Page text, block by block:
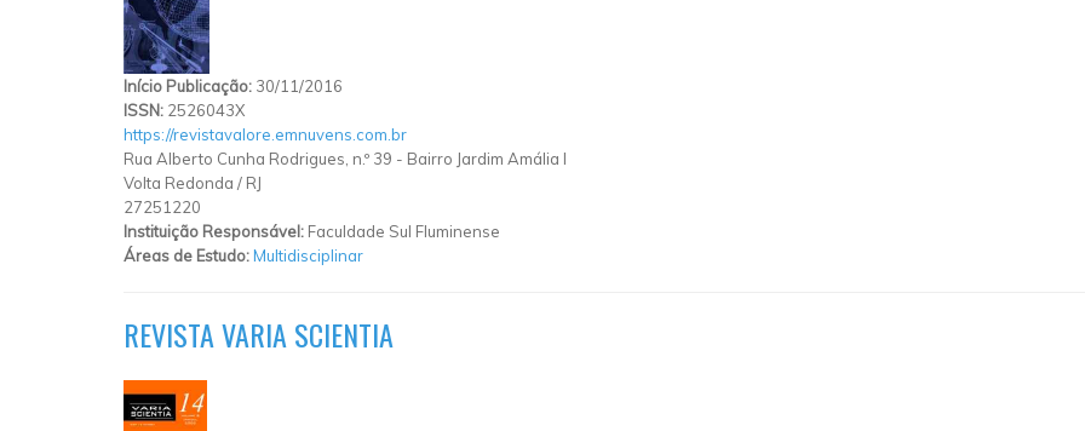
Início Publicação: 30/11/2016
ISSN: 2526043X
https://revistavalore.emnuvens.com.br
Rua Alberto Cunha Rodrigues, n.º 39 - Bairro Jardim Amália I
Volta Redonda / RJ
27251220
Instituição Responsável: Faculdade Sul Fluminense
Áreas de Estudo:Multidisciplinar
REVISTA VARIA SCIENTIA